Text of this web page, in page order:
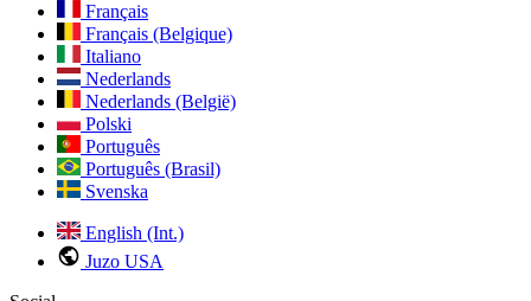
Français
Français (Belgique)
Italiano
Nederlands
Nederlands (België)
Polski
Português
Português (Brasil)
Svenska
English (Int.)
Juzo USA